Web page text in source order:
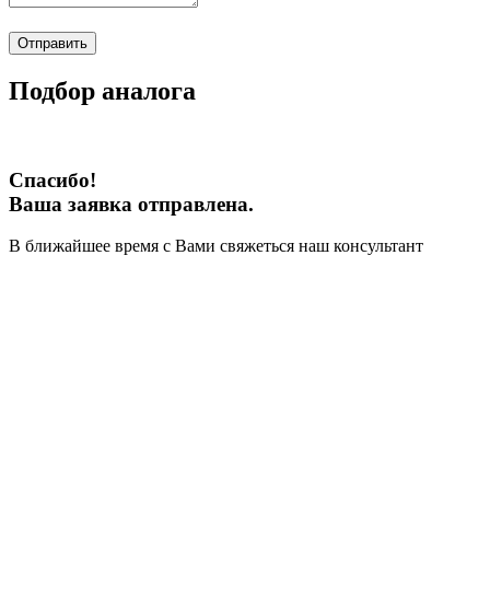
Отправить
Подбор аналога
Спасибо!
Ваша заявка отправлена.
В ближайшее время с Вами свяжеться наш консультант